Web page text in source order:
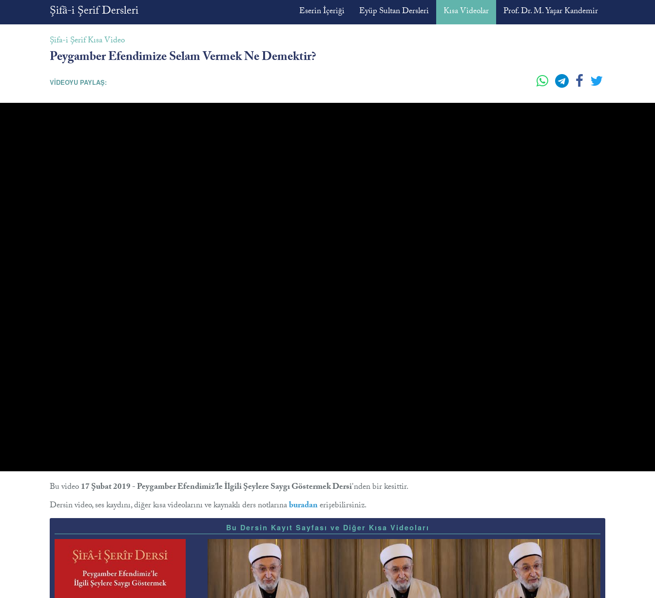
Şifâ-i Şerif Dersleri Eserin İçeriği Eyüp Sultan Dersleri Kısa Videolar Prof. Dr. M. Yaşar Kandemir
Şifa-i Şerif Kısa Video
Peygamber Efendimize Selam Vermek Ne Demektir?
VİDEOYU PAYLAŞ:
Bu video17 Şubat 2019 - Peygamber Efendimiz'le İlgili Şeylere Saygı Göstermek Dersi'nden bir kesittir.
Dersin video, ses kaydını, diğer kısa videolarını ve kaynaklı ders notlarınaburadanerişebilirsiniz.
Bu Dersin Kayıt Sayfası ve Diğer Kısa Videoları